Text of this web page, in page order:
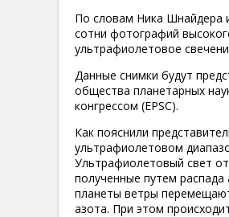
По словам Ника Шнайдера
сотни фотографий
ультрафиолетовое
Данные снимки будут
общества планетарных
конгрессом (EPSC).
Как пояснили
ультрафиолетовом
Ультрафиолетовый свет
полученные путем
планеты ветры
азота. При этом